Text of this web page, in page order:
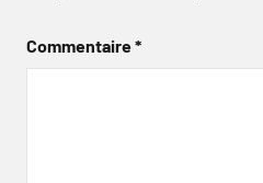
Commentaire*